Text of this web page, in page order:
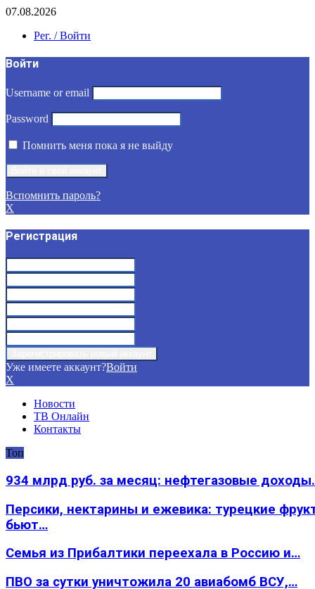
07.08.2026
Рег. / Войти
Войти
Username or email
Password
Помнить меня пока я не выйду
Вспомнить пароль?
X
Регистрация
Уже имеете аккаунт?Войти
X
Новости
ТВ Онлайн
Контакты
Топ
934 млрд руб. за месяц: нефтегазовые
Персики, нектарины и ежевика: турецкие
бьют…
Семья из Прибалтики переехала в Россию и…
ПВО за сутки уничтожила 20 авиабомб ВСУ,…